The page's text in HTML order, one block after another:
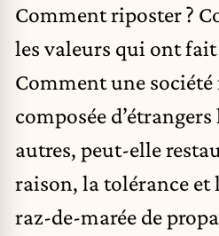
Comment riposter ?
les valeurs qui ont fait
Comment une société
composée
autres, peut-elle
raison, la tolérance et
raz-de-marée de